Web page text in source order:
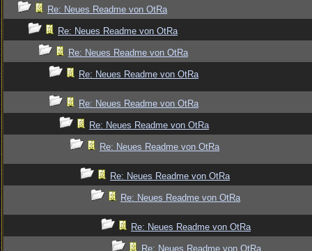
Re: Neues Readme von OtRa
Re: Neues Readme von OtRa
Re: Neues Readme von OtRa
Re: Neues Readme von OtRa
Re: Neues Readme von OtRa
Re: Neues Readme von OtRa
Re: Neues Readme von OtRa
Re: Neues Readme von OtRa
Re: Neues Readme von OtRa
Re: Neues Readme von OtRa
Re: Neues Readme von OtRa